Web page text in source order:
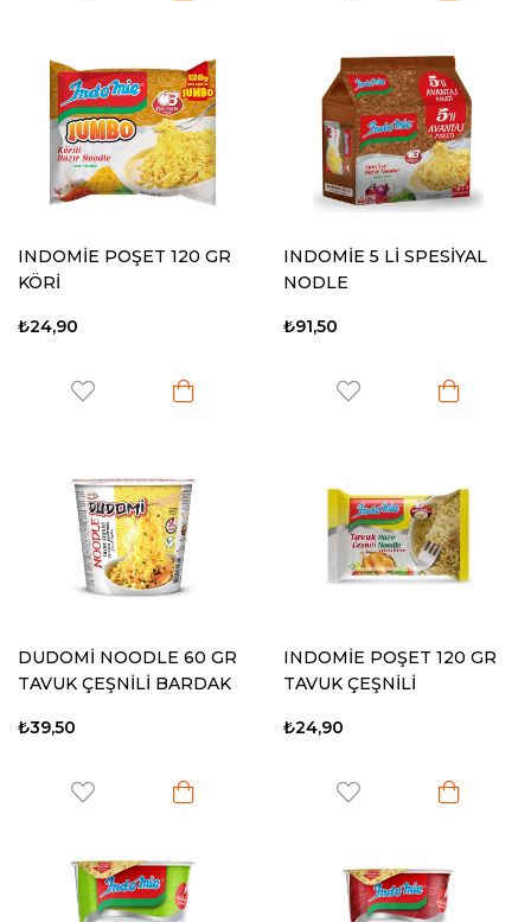
INDOMİE POŞET 120 GR
KÖRİ
₺24,90
INDOMİE 5 Lİ SPESİYAL
NODLE
₺91,50
DUDOMİ NOODLE 60 GR
TAVUK ÇEŞNİLİ BARDAK
₺39,50
INDOMİE POŞET 120 GR
TAVUK ÇEŞNİLİ
₺24,90